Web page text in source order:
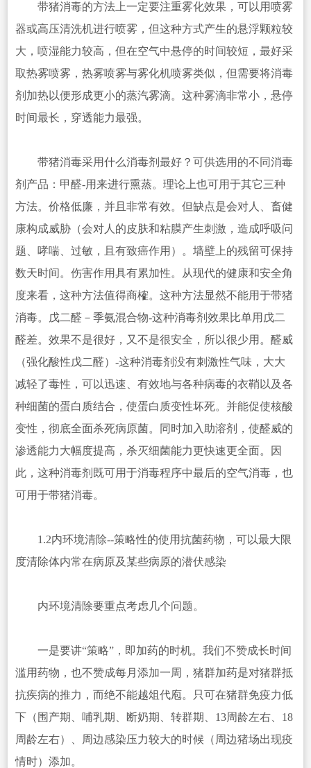
带猪消毒的方法上一定要注重雾化效果，可以用喷雾
器或高压清洗机进行喷雾，但这种方式产生的悬浮颗粒较
大，喷湿能力较高，但在空气中悬停的时间较短，最好采
取热雾喷雾，热雾喷雾与雾化机喷雾类似，但需要将消毒
剂加热以便形成更小的蒸汽雾滴。这种雾滴非常小，悬停
时间最长，穿透能力最强。
带猪消毒采用什么消毒剂最好？可供选用的不同消毒
剂产品：甲醛-用来进行熏蒸。理论上也可用于其它三种
方法。价格低廉，并且非常有效。但缺点是会对人、畜健
康构成威胁（会对人的皮肤和粘膜产生刺激，造成呼吸问
题、哮喘、过敏，且有致癌作用）。墙壁上的残留可保持
数天时间。伤害作用具有累加性。从现代的健康和安全角
度来看，这种方法值得商榷。这种方法显然不能用于带猪
消毒。戊二醛－季氨混合物-这种消毒剂效果比单用戊二
醛差。效果不是很好，又不是很安全，所以很少用。醛威
（强化酸性戊二醛）-这种消毒剂没有刺激性气味，大大
减轻了毒性，可以迅速、有效地与各种病毒的衣鞘以及各
种细菌的蛋白质结合，使蛋白质变性坏死。并能促使核酸
变性，彻底全面杀死病原菌。同时加入助溶剂，使醛威的
渗透能力大幅度提高，杀灭细菌能力更快速更全面。因
此，这种消毒剂既可用于消毒程序中最后的空气消毒，也
可用于带猪消毒。
1.2内环境清除--策略性的使用抗菌药物，可以最大限
度清除体内常在病原及某些病原的潜伏感染
内环境清除要重点考虑几个问题。
一是要讲“策略”，即加药的时机。我们不赞成长时间
滥用药物，也不赞成每月添加一周，猪群加药是对猪群抵
抗疾病的推力，而绝不能越俎代庖。只可在猪群免疫力低
下（围产期、哺乳期、断奶期、转群期、13周龄左右、18
周龄左右）、周边感染压力较大的时候（周边猪场出现疫
情时）添加。